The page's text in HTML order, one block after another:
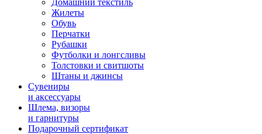
Жилеты
Обувь
Перчатки
Рубашки
Футболки и лонгсливы
Толстовки и свитшоты
Штаны и джинсы
Сувениры
и аксессуары
Шлема, визоры
и гарнитуры
Подарочный сертификат